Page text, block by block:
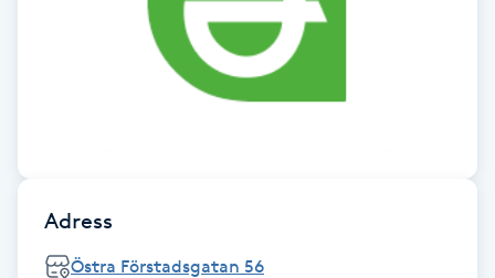
Brynplockning
Adress
Östra Förstadsgatan 56